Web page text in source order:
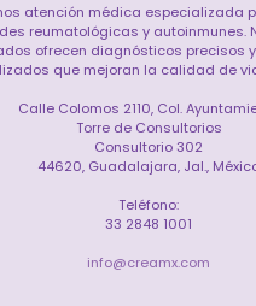
atención médica especializada
reumatológicas y autoinmunes.
ofrecen diagnósticos precisos
que mejoran la calidad de
Calle Colomos 2110, Col.
Torre de Consultorios
Consultorio 302
44620, Guadalajara, Jal.,
Teléfono:
33 2848 1001
info@creamx.com